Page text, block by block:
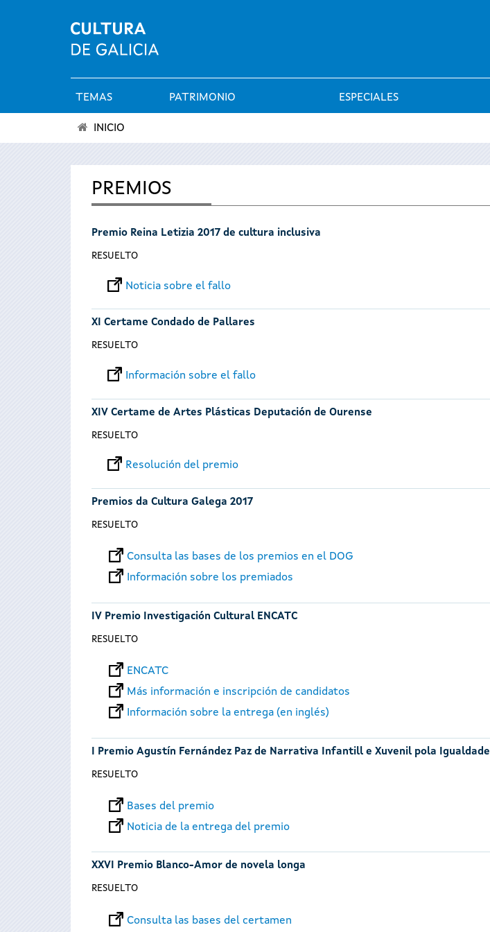
Menú
principal
TEMAS PATRIMONIO ESPECIALES
encuentra
aquí
INICIO
PREMIOS
Premio Reina Letizia 2017 de cultura inclusiva
RESUELTO
Noticia sobre el fallo
XI Certame Condado de Pallares
RESUELTO
Información sobre el fallo
XIV Certame de Artes Plásticas Deputación de Ourense
RESUELTO
Resolución del premio
Premios da Cultura Galega 2017
RESUELTO
Consulta las bases de los premios en el DOG
Información sobre los premiados
IV Premio Investigación Cultural ENCATC
RESUELTO
ENCATC
Más información e inscripción de candidatos
Información sobre la entrega (en inglés)
I Premio Agustín Fernández Paz de Narrativa Infantill e Xuvenil pola Igualdade
RESUELTO
Bases del premio
Noticia de la entrega del premio
XXVI Premio Blanco-Amor de novela longa
RESUELTO
Consulta las bases del certamen